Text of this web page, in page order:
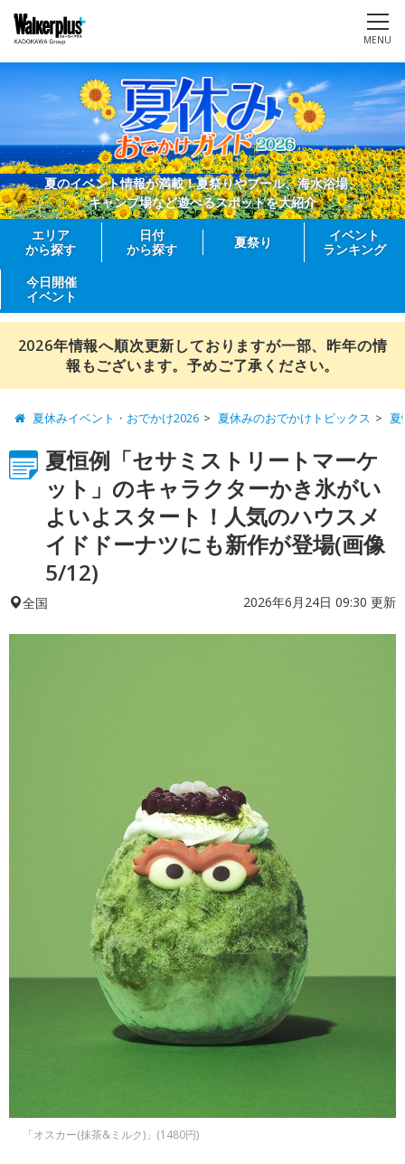
MENU
夏のイベント情報が満載！夏祭りやプール、海水浴場、
キャンプ場など遊べるスポットを大紹介
エリア
から探す
日付
から探す
夏祭り
イベント
ランキング
今日開催
イベント
2026年情報へ順次更新しておりますが一部、昨年の情
報もございます。予めご了承ください。
夏休みイベント・おでかけ2026 夏休みのおでかけトピックス 夏
夏恒例「セサミストリートマーケ
ット」のキャラクターかき氷がい
よいよスタート！人気のハウスメ
イドドーナツにも新作が登場(画像
5/12)
全国 2026年6月24日 09:30 更新
「オスカー(抹茶&ミルク)」(1480円)